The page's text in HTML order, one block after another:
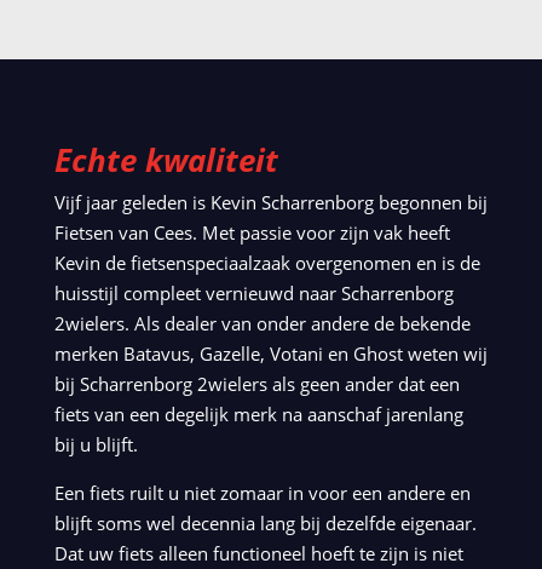
Echte kwaliteit
Vijf jaar geleden is Kevin Scharrenborg begonnen bij
Fietsen van Cees. Met passie voor zijn vak heeft
Kevin de fietsenspeciaalzaak overgenomen en is de
huisstijl compleet vernieuwd naar Scharrenborg
2wielers. Als dealer van onder andere de bekende
merken Batavus, Gazelle, Votani en Ghost weten wij
bij Scharrenborg 2wielers als geen ander dat een
fiets van een degelijk merk na aanschaf jarenlang
bij u blijft.
Een fiets ruilt u niet zomaar in voor een andere en
blijft soms wel decennia lang bij dezelfde eigenaar.
Dat uw fiets alleen functioneel hoeft te zijn is niet